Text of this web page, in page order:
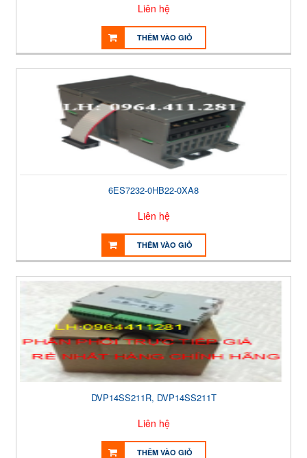
Liên hệ
THÊM VÀO GIỎ
6ES7232-0HB22-0XA8
Liên hệ
THÊM VÀO GIỎ
DVP14SS211R, DVP14SS211T
Liên hệ
THÊM VÀO GIỎ